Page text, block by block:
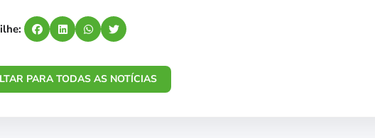
PARA TODAS AS NOTÍCIAS